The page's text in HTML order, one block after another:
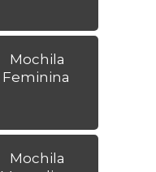
Mochila
Feminina
Mochila